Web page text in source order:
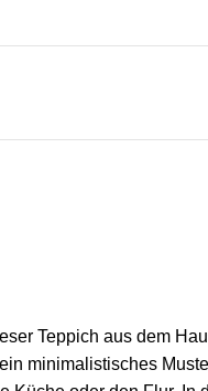
Teppich aus dem
minimalistisches